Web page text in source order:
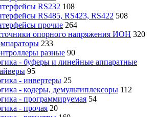
RS232 108
RS485, RS423, RS422 508
прочие 264
опорного напряжения ИОН 320
233
разные 90
- буферы и линейные аппаратные
95
- инвертеры 25
- кодеры, демультиплексоры 112
- программируемая 54
- прочая 20